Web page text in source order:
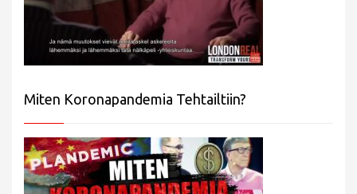
Miten Koronapandemia Tehtailtiin?